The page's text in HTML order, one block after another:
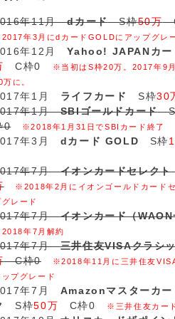
年11月dカードS枠50万
年3月にdカードGOLDにアップグレ
年12月Yahoo! JAPANカー
C枠0
※当初はS枠20万。2017年9
万に。
年1月 ライフカード S枠30
年1月SBIゴールドカードS
0
※2018年1月31日でSBIカード終了
年3月 dカード GOLD S枠
年7月イオンカードセレクト
※2018年2月にイオンゴールドカード
グレード
年7月イオンカード（
年7月解約
年7月三井住友VISAクラシ
C枠0
※2018年11月に三井住友
ップグレード
年7月 Amazonマスターカー
S枠50万 C枠0 ※三井住友カー